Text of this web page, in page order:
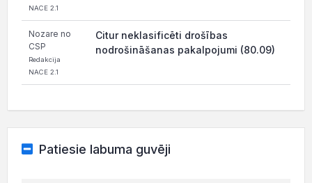
NACE 2.1
Nozare no
CSP
Redakcija
NACE 2.1
Citur neklasificēti drošības
nodrošināšanas pakalpojumi (80.09)
Patiesie labuma guvēji